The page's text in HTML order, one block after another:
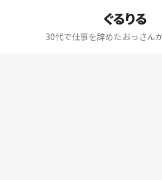
ぐるりる
30代で仕事を辞めたおっさん